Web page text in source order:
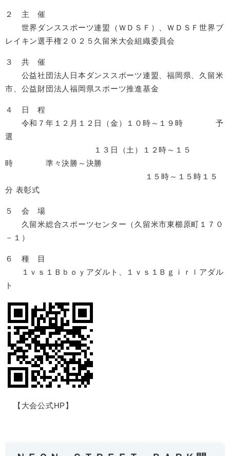
２ 主 催
世界ダンススポーツ連盟（ＷＤＳＦ）、ＷＤＳＦ世界ブ
レイキン選手権２０２５久留米大会組織委員会
３ 共 催
公益社団法人日本ダンススポーツ連盟、福岡県、久留米
市、公益財団法人福岡県スポーツ推進基金
４ 日 程
令和７年１２月１２日（金）１０時～１９時 予
選
１３日（土）１２時～１５
時 準々決勝～決勝
１５時～１５時１５
分 表彰式
５ 会 場
久留米総合スポーツセンター（久留米市東櫛原町１７０
－１）
６ 種 目
１ｖｓ１Ｂｂｏｙアダルト、１ｖｓ１Ｂｇｉｒｌアダル
ト
【大会公式HP】